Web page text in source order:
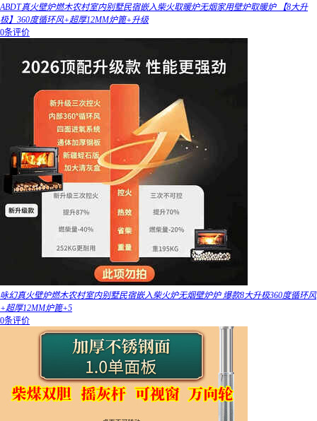
ABDT真火壁炉燃木农村室内别墅民宿嵌入柴火取暖炉无烟家用壁炉取暖炉 【8大升
极】360度循环风+超厚12MM炉篦+升级
0条评价
咏幻真火壁炉燃木农村室内别墅民宿嵌入柴火炉无烟壁炉炉 爆款8大升极360度循环风
+超厚12MM炉篦+5
0条评价